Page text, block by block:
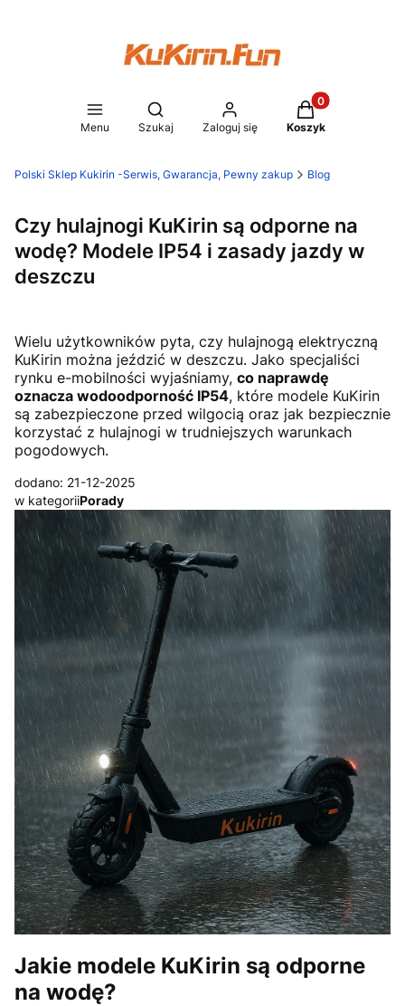
Menu
Otwórz wyszukiwarkę
Szukaj Zaloguj się
Produkty w
Koszyk
Polski Sklep Kukirin -Serwis, Gwarancja, Pewny zakup Blog
Czy hulajnogi KuKirin są odporne na
wodę? Modele IP54 i zasady jazdy w
deszczu
Wielu użytkowników pyta, czy hulajnogą elektryczną
KuKirin można jeździć w deszczu. Jako specjaliści
rynku e-mobilności wyjaśniamy, co naprawdę
oznacza wodoodporność IP54, które modele KuKirin
są zabezpieczone przed wilgocią oraz jak bezpiecznie
korzystać z hulajnogi w trudniejszych warunkach
pogodowych.
dodano: 21-12-2025
w kategoriiPorady
Jakie modele KuKirin są odporne
na wodę?